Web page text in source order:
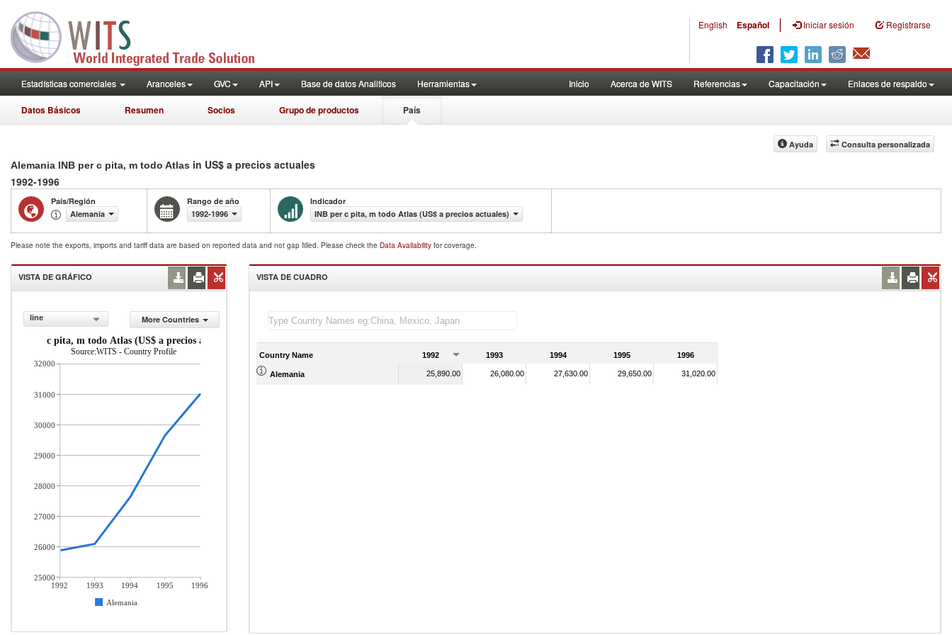
English Español | Iniciar sesión Registrarse
Estadísticas comerciales Aranceles GVC API Base de datos Analiticos Herramientas Inicio Acerca de WITS Referencias Capacitación Enlaces de respaldo
Datos Básicos Resumen Socios Grupo de productos País
Consulta personalizada
Ayuda
Alemania INB per c pita, m todo Atlas in US$ a precios actuales
1992-1996
País/Región
Alemania
Rango de año
1992-1996
Indicador
INB per c pita, m todo Atlas (US$ a precios actuales)
Please note the exports, imports and tariff data are based on reported data and not gap filled. Please check the Data Availability for coverage.
VISTA DE GRÁFICO
line
More Countries
INB per c pita, m todo Atlas (US$ a precios actuales)
Source:WITS - Country Profile
1992 1993 1994 1995
1996
Alemania
32000
31000
30000
29000
28000
27000
26000
25000
VISTA DE CUADRO
Country Name 1992 1993 1994 1995 1996
Alemania 25,890.00 26,080.00 27,630.00 29,650.00 31,020.00